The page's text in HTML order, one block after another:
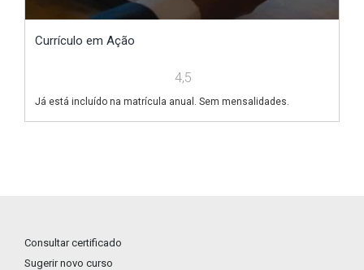
Currículo em Ação
4,5
Já está incluído na matrícula anual. Sem mensalidades.
Consultar certificado
Sugerir novo curso